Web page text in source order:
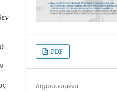
PDF
Δημοσιευμένα